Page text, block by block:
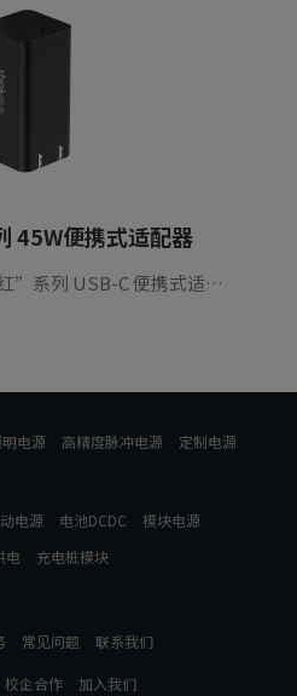
45W便携式适配器
博兰得45W“迷你小口红”系列 USB-C 便携式适配器支持QC4.0和PD3.0协议，具备高效率、高功率密度和高可靠性，适用于手机和其他便携式设备。
明电源 高精度脉冲电源
定制电源
电源 电池DCDC
模块电源
电 充电桩模块
常见问题 联系我们
校企合作 加入我们